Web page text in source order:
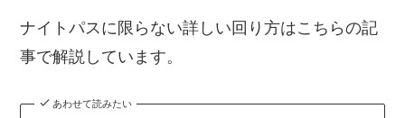
ナイトパスに限らない詳しい回り方はこちらの記
事で解説しています。
あわせて読みたい